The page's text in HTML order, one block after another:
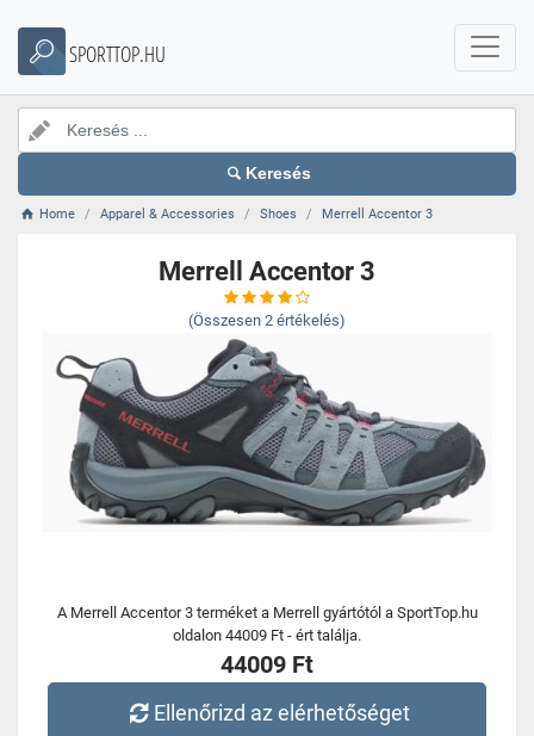
SPORTTOP.HU
Keresés
Home Apparel & Accessories Shoes Merrell Accentor 3
Merrell Accentor 3
(Összesen 2 értékelés)
A Merrell Accentor 3 terméket a Merrell gyártótól a SportTop.hu
oldalon 44009 Ft - ért találja.
44009 Ft
Ellenőrizd az elérhetőséget